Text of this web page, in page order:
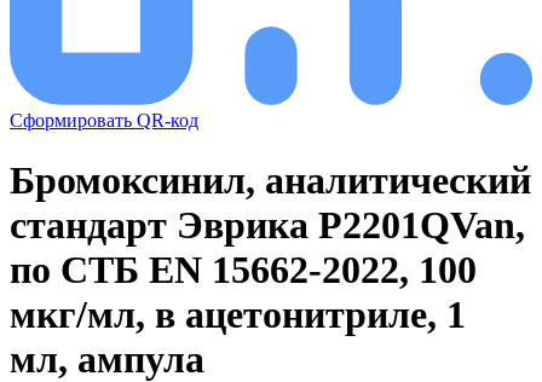
Сформировать QR-код
Бромоксинил, аналитический
стандарт Эврика P2201QVan,
по СТБ EN 15662-2022, 100
мкг/мл, в ацетонитриле, 1
мл, ампула